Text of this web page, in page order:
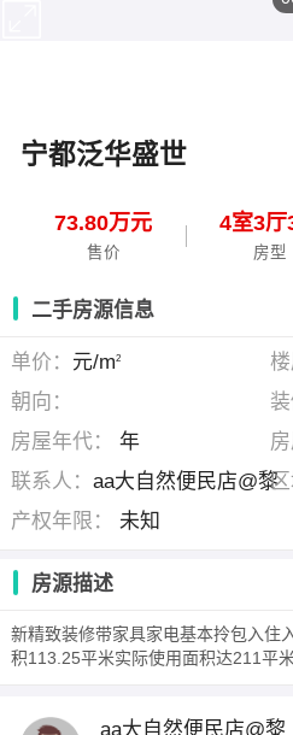
宁都泛华盛世
73.80万元
售价
4室3厅
房型
二手房源信息
单价： 元/m2 楼
朝向：
房屋年代：
年
联系人：aa大自然便民店@黎区
产权年限：
未知
房源描述
新精致装修带家具家电基本拎包入住
积113.25平米实际使用面积达211平
aa大自然便民店@黎